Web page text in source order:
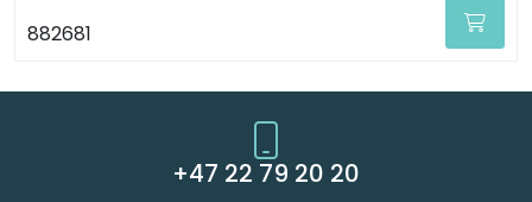
882681
+47 22 79 20 20